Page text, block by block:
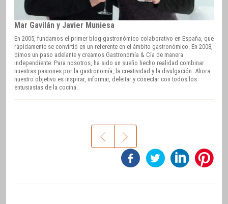
Mar Gavilán y Javier Muniesa
En 2005, fundamos el primer blog gastronómico colaborativo en España, que
rápidamente se convirtió en un referente en el ámbito gastronómico. En 2008,
dimos un paso adelante y creamos Gastronomía & Cía de manera
independiente. Para nosotros, ha sido un sueño hecho realidad combinar
nuestras pasiones por la gastronomía, la creatividad y la divulgación. Ahora
nuestro objetivo es inspirar, informar, deleitar y conectar con todos los
entusiastas de la cocina.